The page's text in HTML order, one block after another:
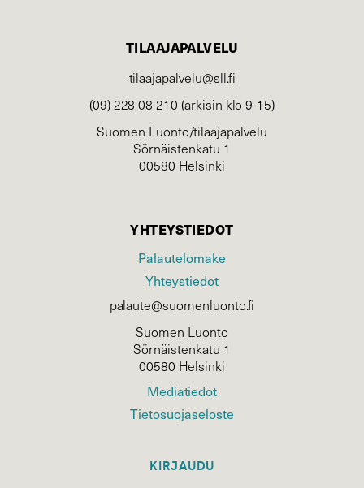
TILAAJAPALVELU
tilaajapalvelu@sll.fi
(09) 228 08 210 (arkisin klo 9-15)
Suomen Luonto/tilaajapalvelu
Sörnäistenkatu 1
00580 Helsinki
YHTEYSTIEDOT
Palautelomake
Yhteystiedot
palaute@suomenluonto.fi
Suomen Luonto
Sörnäistenkatu 1
00580 Helsinki
Mediatiedot
Tietosuojaseloste
KIRJAUDU